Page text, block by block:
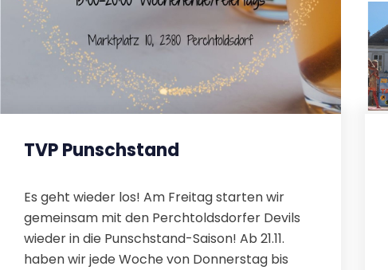
TVP Punschstand
Es geht wieder los! Am Freitag starten wir
gemeinsam mit den Perchtoldsdorfer Devils
wieder in die Punschstand-Saison! Ab 21.11.
haben wir jede Woche von Donnerstag bis